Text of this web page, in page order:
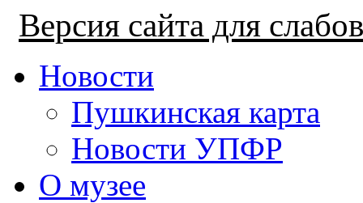
Версия сайта для
Новости
Пушкинская карта
Новости УПФР
О музее